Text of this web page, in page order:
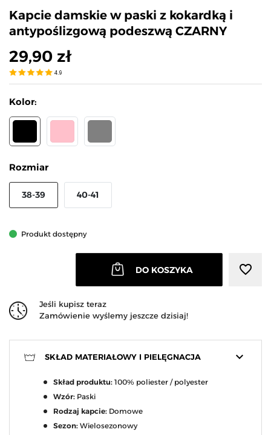
Kapcie damskie w paski z kokardką i
antypoślizgową podeszwą CZARNY
29,90 zł
4.9
Kolor:
Rozmiar
38-39 40-41
Produkt dostępny
DO KOSZYKA favorite_border
Jeśli kupisz teraz
Zamówienie wyślemy jeszcze dzisiaj!
keyboard_arrow_down
SKŁAD MATERIAŁOWY I PIELĘGNACJA
Skład produktu: 100% poliester / polyester
Wzór: Paski
Rodzaj kapcie: Domowe
Sezon: Wielosezonowy